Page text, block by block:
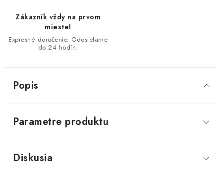
Zákazník vždy na prvom
mieste!
Expresné doručenie. Odosielame
do 24 hodín.
Popis
Parametre produktu
Diskusia